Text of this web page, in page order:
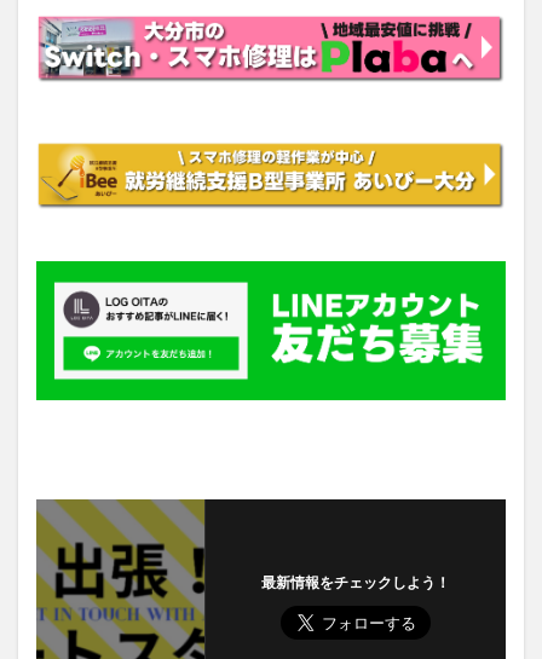
最新情報をチェックしよう！